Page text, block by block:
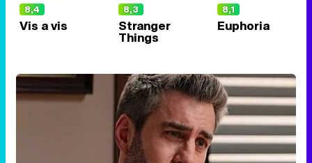
8,4
Vis a vis
8,3
Stranger
Things
8,1
Euphoria